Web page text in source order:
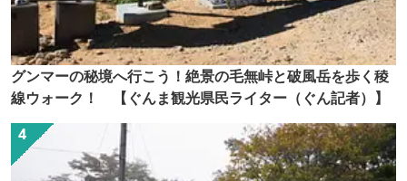
グンマーの秘境へ行こう！絶景の毛無峠と破風岳を歩く稜
線ウォーク！ 【ぐんま観光県民ライター（ぐん記者）】